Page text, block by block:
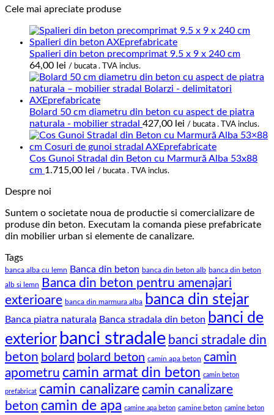
Cele mai apreciate produse
Spalieri din beton precomprimat 9.5 x 9 x 240 cm
64,00 lei / bucata . TVA inclus.
Bolard 50 cm diametru din beton cu aspect de piatra
naturala - mobilier stradal 427,00 lei / bucata . TVA inclus.
Cos Gunoi Stradal din Beton cu Marmură Alba 53x88
cm 1.715,00 lei / bucata . TVA inclus.
Despre noi
Suntem o societate noua de productie si comercializare de
produse din beton. Executam la comanda piese prefabricate
din mobilier urban si elemente de canalizare.
Tags
banca alba cu lemn Banca din beton banca din beton alb banca din beton
alb si lemn
Banca din beton pentru amenajari
exterioare banca din marmura alba banca din stejar
Banca piatra naturala Banca stradala din beton banci de
exterior banci stradale banci stradale din
beton bolard bolard beton camin apa beton camin
apometru camin armat din beton camin beton
prefabricat camin canalizarecamin canalizare
beton camin de apa camine apa beton camine beton camine beton